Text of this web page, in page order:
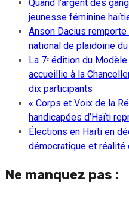
Quand l’argent des
jeunesse féminine
Anson Dacius remporte
national de plaidoirie du
La 7ᵉ édition du
accueillie à la
dix participants
« Corps et Voix de la
handicapées d’Haïti
Élections en Haïti en
démocratique et réalité
Ne manquez pas :